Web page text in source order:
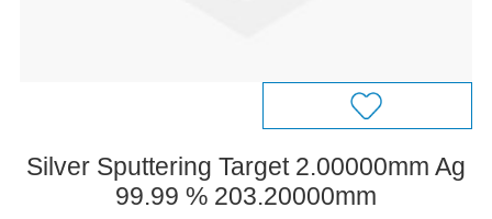
Silver Sputtering Target 2.00000mm Ag
99.99 % 203.20000mm